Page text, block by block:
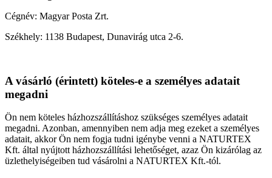
Cégnév: Magyar Posta Zrt.
Székhely: 1138 Budapest, Dunavirág utca 2-6.
A vásárló (érintett) köteles-e a személyes adatait
megadni
Ön nem köteles házhozszállításhoz szükséges személyes adatait
megadni. Azonban, amennyiben nem adja meg ezeket a személyes
adatait, akkor Ön nem fogja tudni igénybe venni a NATURTEX
Kft. által nyújtott házhozszállítási lehetőséget, azaz Ön kizárólag az
üzlethelyiségeiben tud vásárolni a NATURTEX Kft.-tól.